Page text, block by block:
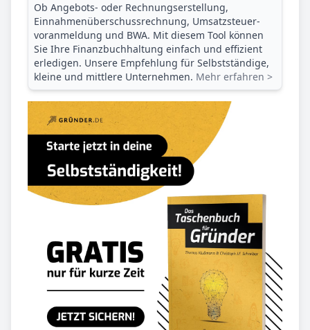
Ob Angebots- oder Rechnungserstellung,
Einnahmenüberschuss­rechnung, Umsatzsteuer­
voranmeldung und BWA. Mit diesem Tool können
Sie Ihre Finanz­buchhaltung einfach und effizient
erledigen. Unsere Empfehlung für Selbstständige,
kleine und mittlere Unternehmen. Mehr erfahren >